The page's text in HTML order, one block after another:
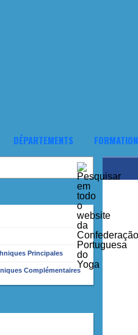
DÉPARTEMENTS FORMATION
Principales
Complémentaires